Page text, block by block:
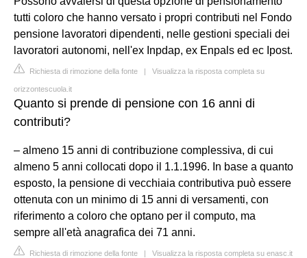
tutti coloro che hanno versato i propri contributi nel Fondo
pensione lavoratori dipendenti, nelle gestioni speciali dei
lavoratori autonomi, nell'ex Inpdap, ex Enpals ed ec Ipost.
Richiesta di rimozione della fonte | Visualizza la risposta completa su
orizzontescuola.it
Quanto si prende di pensione con 16 anni di
contributi?
– almeno 15 anni di contribuzione complessiva, di cui
almeno 5 anni collocati dopo il 1.1.1996. In base a quanto
esposto, la pensione di vecchiaia contributiva può essere
ottenuta con un minimo di 15 anni di versamenti, con
riferimento a coloro che optano per il computo, ma
sempre all'età anagrafica dei 71 anni.
Richiesta di rimozione della fonte | Visualizza la risposta completa su enasc.it